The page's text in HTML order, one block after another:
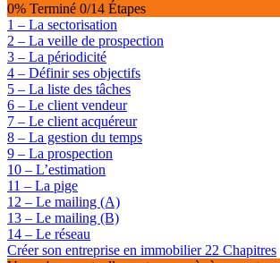
et
Marketing
0% Terminé 0/14 Étapes
1 – La sectorisation
2 – La veille de prospection
3 – La périodicité
4 – Définir ses objectifs
5 – La liste des tâches
6 – Le client vendeur
7 – Le client acquéreur
8 – La gestion du temps
9 – La prospection
10 – L’estimation
11 – La pige
12 – Le mailing (A)
13 – Le mailing (B)
14 – Le réseau
Créer son entreprise en immobilier 22 Chapitres